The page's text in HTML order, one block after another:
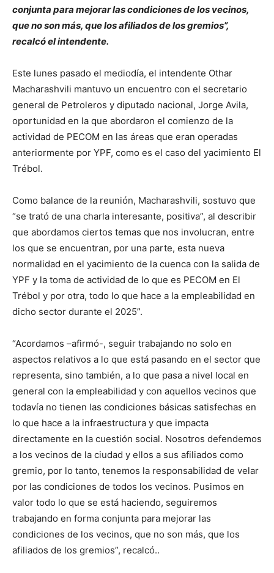
conjunta para mejorar las condiciones de los vecinos,
que no son más, que los afiliados de los gremios”,
recalcó el intendente.
Este lunes pasado el mediodía, el intendente Othar
Macharashvili mantuvo un encuentro con el secretario
general de Petroleros y diputado nacional, Jorge Avila,
oportunidad en la que abordaron el comienzo de la
actividad de PECOM en las áreas que eran operadas
anteriormente por YPF, como es el caso del yacimiento El
Trébol.
Como balance de la reunión, Macharashvili, sostuvo que
“se trató de una charla interesante, positiva”, al describir
que abordamos ciertos temas que nos involucran, entre
los que se encuentran, por una parte, esta nueva
normalidad en el yacimiento de la cuenca con la salida de
YPF y la toma de actividad de lo que es PECOM en El
Trébol y por otra, todo lo que hace a la empleabilidad en
dicho sector durante el 2025”.
“Acordamos –afirmó-, seguir trabajando no solo en
aspectos relativos a lo que está pasando en el sector que
representa, sino también, a lo que pasa a nivel local en
general con la empleabilidad y con aquellos vecinos que
todavía no tienen las condiciones básicas satisfechas en
lo que hace a la infraestructura y que impacta
directamente en la cuestión social. Nosotros defendemos
a los vecinos de la ciudad y ellos a sus afiliados como
gremio, por lo tanto, tenemos la responsabilidad de velar
por las condiciones de todos los vecinos. Pusimos en
valor todo lo que se está haciendo, seguiremos
trabajando en forma conjunta para mejorar las
condiciones de los vecinos, que no son más, que los
afiliados de los gremios”, recalcó..